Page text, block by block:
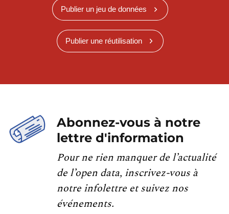
Publier un jeu de données
Publier une réutilisation
Abonnez-vous à notre
lettre d'information
Pour ne rien manquer de l’actualité
de l’open data, inscrivez-vous à
notre infolettre et suivez nos
événements.